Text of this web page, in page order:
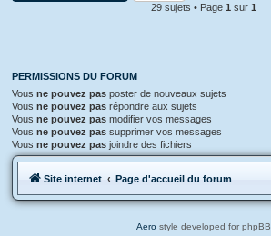
29 sujets • Page 1 sur 1
PERMISSIONS DU FORUM
Vous ne pouvez pas poster de nouveaux sujets
Vous ne pouvez pas répondre aux sujets
Vous ne pouvez pas modifier vos messages
Vous ne pouvez pas supprimer vos messages
Vous ne pouvez pas joindre des fichiers
Site internet Page d'accueil du forum
Aero style developed for phpBB